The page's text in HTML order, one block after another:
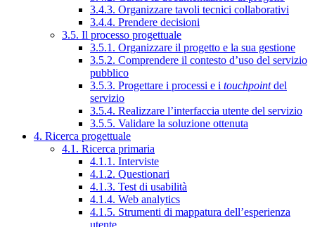
3.4.3. Organizzare tavoli tecnici collaborativi
3.4.4. Prendere decisioni
3.5. Il processo progettuale
3.5.1. Organizzare il progetto e la sua gestione
3.5.2. Comprendere il contesto d’uso del servizio
pubblico
3.5.3. Progettare i processi e i touchpointdel
servizio
3.5.4. Realizzare l’interfaccia utente del servizio
3.5.5. Validare la soluzione ottenuta
4. Ricerca progettuale
4.1. Ricerca primaria
4.1.1. Interviste
4.1.2. Questionari
4.1.3. Test di usabilità
4.1.4. Web analytics
4.1.5. Strumenti di mappatura dell’esperienza
utente